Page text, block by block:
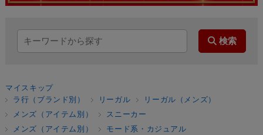
マイスキップ
ラ行（ブランド別）
リーガル
リーガル（メンズ）
メンズ（アイテム別）
スニーカー
メンズ（アイテム別）
モード系・カジュアル